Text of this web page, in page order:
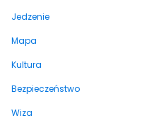
Jedzenie
Mapa
Kultura
Bezpieczeństwo
Wiza